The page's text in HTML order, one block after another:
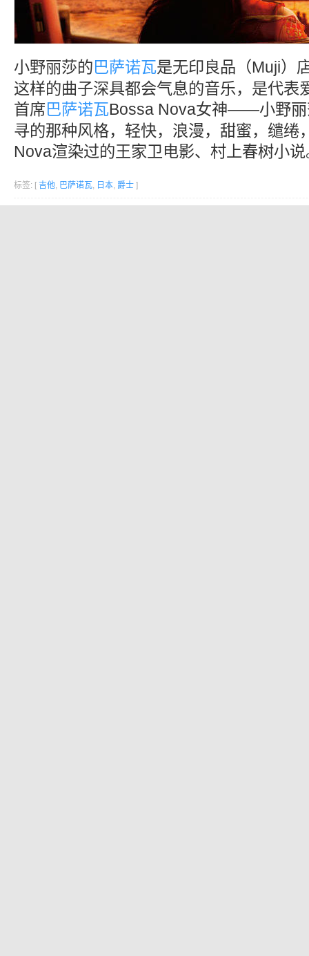
小野丽莎的巴萨诺瓦是无印良品（Muji）
这样的曲子深具都会气息的音乐，是代表
首席巴萨诺瓦Bossa Nova女神——小野丽
寻的那种风格，轻快，浪漫，甜蜜，缱绻
Nova渲染过的王家卫电影、村上春树小说
标签: [ 吉他, 巴萨诺瓦, 日本, 爵士 ]